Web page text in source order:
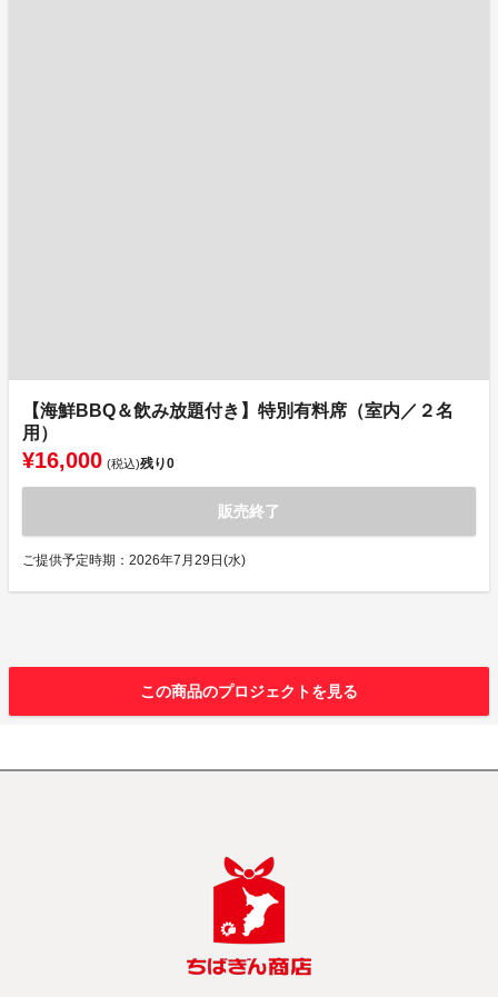
【海鮮BBQ＆飲み放題付き】特別有料席（室内／２名
用）
¥16,000 (税込)残り0
販売終了
ご提供予定時期：2026年7月29日(水)
この商品のプロジェクトを見る